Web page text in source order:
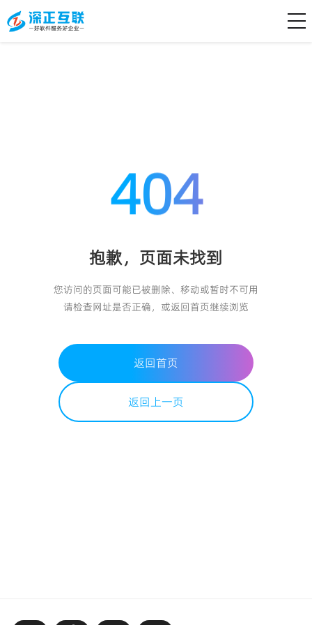
404
抱歉，页面未找到
您访问的页面可能已被删除、移动或暂时不可用
请检查网址是否正确，或返回首页继续浏览
返回首页
返回上一页